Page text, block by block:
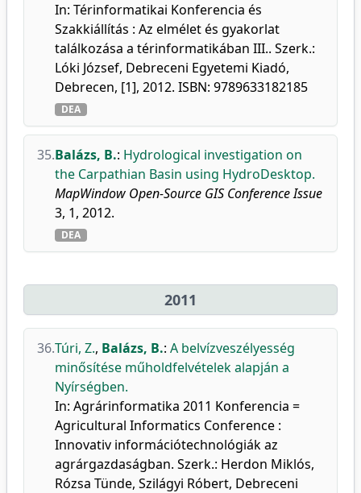
In: Térinformatikai Konferencia és
Szakkiállítás : Az elmélet és gyakorlat
találkozása a térinformatikában III.. Szerk.:
Lóki József, Debreceni Egyetemi Kiadó,
Debrecen, [1], 2012. ISBN: 9789633182185
DEA
35.Balázs, B.: Hydrological investigation on
the Carpathian Basin using HydroDesktop.
MapWindow Open-Source GIS Conference Issue
3, 1, 2012.
DEA
2011
36.Túri, Z., Balázs, B.: A belvízveszélyesség
minősítése műholdfelvételek alapján a
Nyírségben.
In: Agrárinformatika 2011 Konferencia =
Agricultural Informatics Conference :
Innovativ információtechnológiák az
agrárgazdaságban. Szerk.: Herdon Miklós,
Rózsa Tünde, Szilágyi Róbert, Debreceni